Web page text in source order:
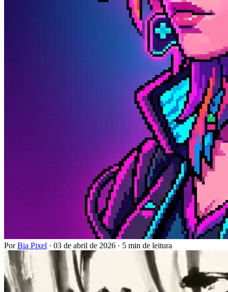
PorBia Pixel · 03 de abril de 2026 · 5 min de leitura